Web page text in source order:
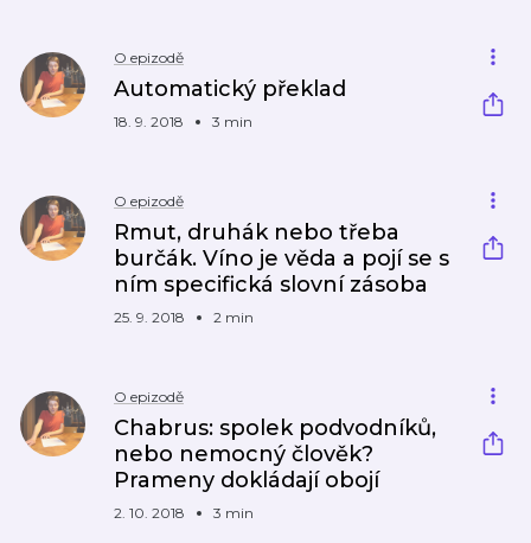
O epizodě
Automatický překlad
18. 9. 2018 3 min
O epizodě
Rmut, druhák nebo třeba
burčák. Víno je věda a pojí se s
ním specifická slovní zásoba
25. 9. 2018 2 min
O epizodě
Chabrus: spolek podvodníků,
nebo nemocný člověk?
Prameny dokládají obojí
2. 10. 2018 3 min